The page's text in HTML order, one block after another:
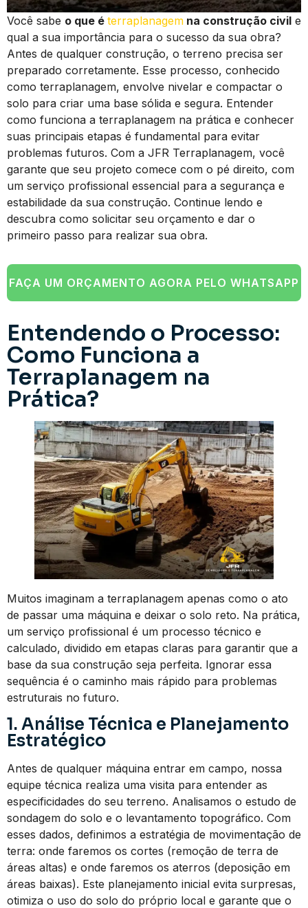
Você sabe o que é terraplanagem na construção civil e
qual a sua importância para o sucesso da sua obra?
Antes de qualquer construção, o terreno precisa ser
preparado corretamente. Esse processo, conhecido
como terraplanagem, envolve nivelar e compactar o
solo para criar uma base sólida e segura. Entender
como funciona a terraplanagem na prática e conhecer
suas principais etapas é fundamental para evitar
problemas futuros. Com a JFR Terraplanagem, você
garante que seu projeto comece com o pé direito, com
um serviço profissional essencial para a segurança e
estabilidade da sua construção. Continue lendo e
descubra como solicitar seu orçamento e dar o
primeiro passo para realizar sua obra.
FAÇA UM ORÇAMENTO AGORA PELO WHATSAPP
Entendendo o Processo:
Como Funciona a
Terraplanagem na
Prática?
Muitos imaginam a terraplanagem apenas como o ato
de passar uma máquina e deixar o solo reto. Na prática,
um serviço profissional é um processo técnico e
calculado, dividido em etapas claras para garantir que a
base da sua construção seja perfeita. Ignorar essa
sequência é o caminho mais rápido para problemas
estruturais no futuro.
1. Análise Técnica e Planejamento
Estratégico
Antes de qualquer máquina entrar em campo, nossa
equipe técnica realiza uma visita para entender as
especificidades do seu terreno. Analisamos o estudo de
sondagem do solo e o levantamento topográfico. Com
esses dados, definimos a estratégia de movimentação de
terra: onde faremos os cortes (remoção de terra de
áreas altas) e onde faremos os aterros (deposição em
áreas baixas). Este planejamento inicial evita surpresas,
otimiza o uso do solo do próprio local e garante que o